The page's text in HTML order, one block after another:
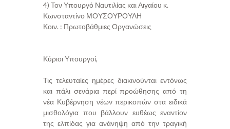
4) Τον Υπουργό Ναυτιλίας και Αιγαίου κ.
Κωνσταντίνο ΜΟΥΣΟΥΡΟΥΛΗ
Κοιν. : Πρωτοβάθμιες Οργανώσεις
Κύριοι Υπουργοί,
Τις τελευταίες ημέρες διακινούνται εντόνως
και πάλι σενάρια περί προώθησης από τη
νέα Κυβέρνηση νέων περικοπών στα ειδικά
μισθολόγια που βάλλουν ευθέως εναντίον
της ελπίδας για ανάνηψη από την τραγική